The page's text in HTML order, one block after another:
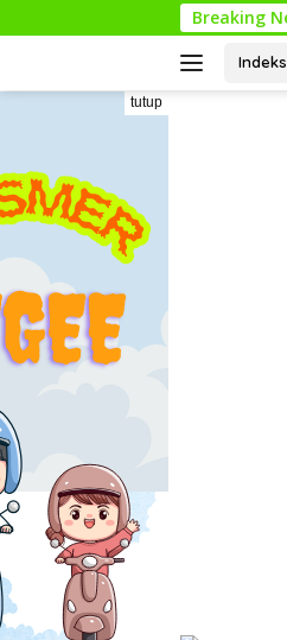
ke
Breaking
Pemkab Lima Puluh Kota
Indeks
tutup